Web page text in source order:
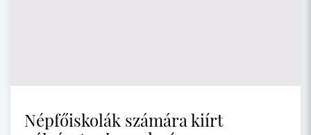
Népfőiskolák számára kiírt